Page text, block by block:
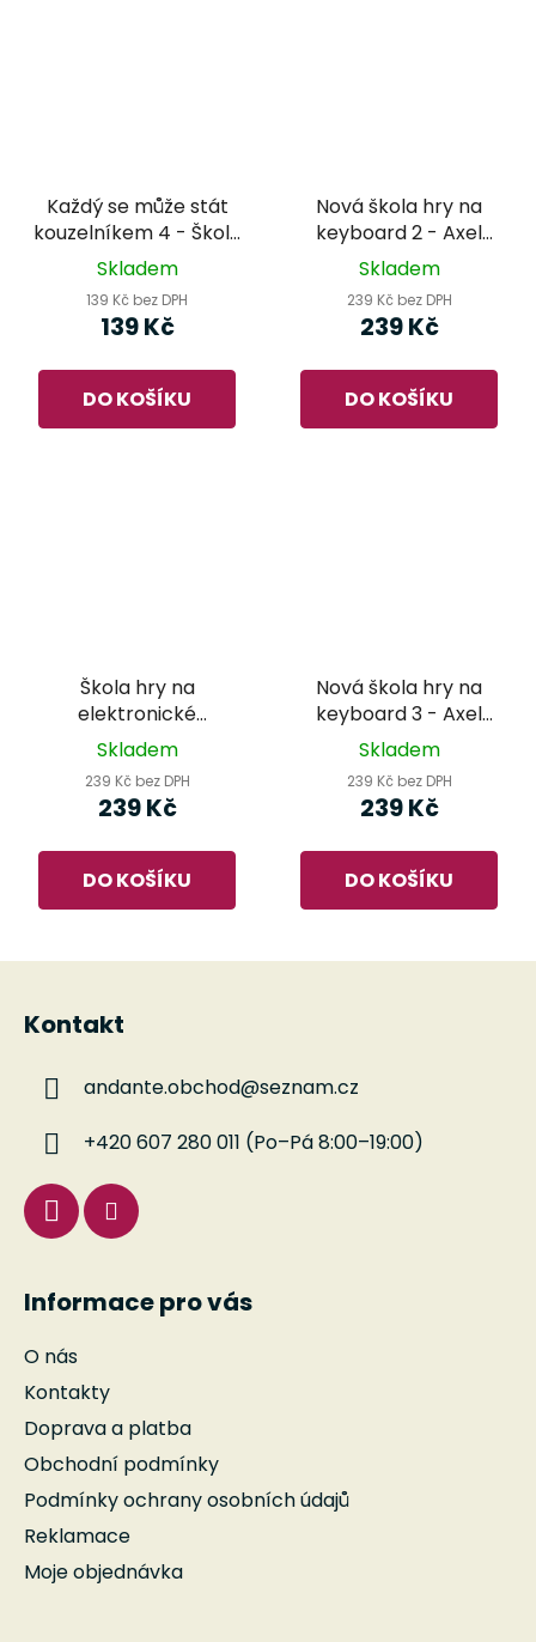
Každý se může stát
kouzelníkem 4 - Škola
hry na klávesové
Skladem
139 Kč bez DPH
139 Kč
DO KOŠÍKU
Nová škola hry na
keyboard 2 - Axel
Benthien
Skladem
239 Kč bez DPH
239 Kč
DO KOŠÍKU
Škola hry na
elektronické
klávesové nástroje -
Radek Lička
Skladem
239 Kč bez DPH
239 Kč
DO KOŠÍKU
Nová škola hry na
keyboard 3 - Axel
Benthien
Skladem
239 Kč bez DPH
239 Kč
DO KOŠÍKU
Z
Kontakt
andante.obchod@seznam.cz
+420 607 280 011 (Po–Pá 8:00–19:00)
Informace pro vás
O nás
Kontakty
Doprava a platba
Obchodní podmínky
Podmínky ochrany osobních údajů
Reklamace
Moje objednávka